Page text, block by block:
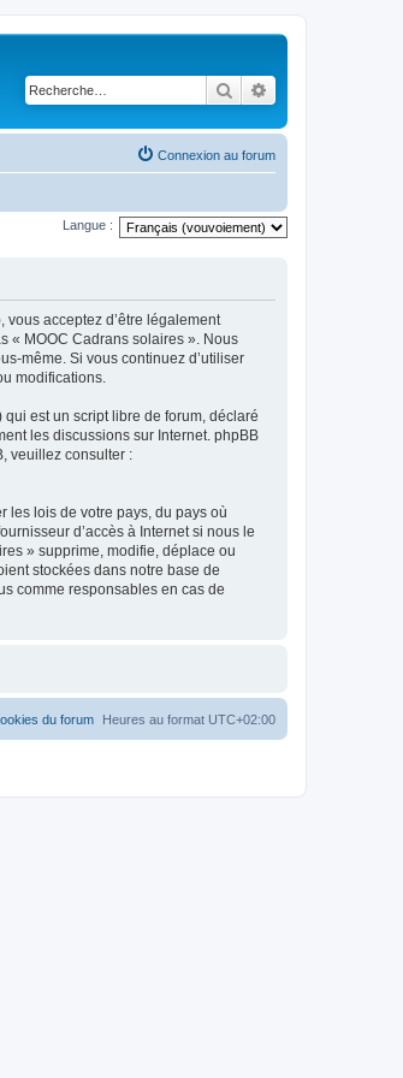
Rechercher
Connexion au forum
Langue :
acceptez d’être légalement
« MOOC Cadrans solaires ». Nous
même. Si vous continuez d’utiliser
modifications.
est un script libre de forum, déclaré
les discussions sur Internet. phpBB
veuillez consulter :
les lois de votre pays, du pays où
d’accès à Internet si nous le
» supprime, modifie, déplace ou
stockées dans notre base de
comme responsables en cas de
Heures au format UTC+02:00
du forum